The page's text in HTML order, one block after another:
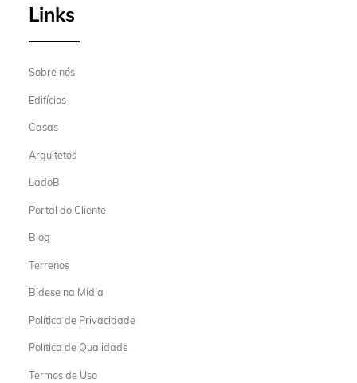
Links
Sobre nós
Edifícios
Casas
Arquitetos
LadoB
Portal do Cliente
Blog
Terrenos
Bidese na Mídia
Política de Privacidade
Política de Qualidade
Termos de Uso